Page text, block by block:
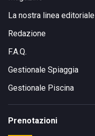
La nostra linea editoriale
Redazione
F.A.Q.
Gestionale Spiaggia
Gestionale Piscina
Prenotazioni